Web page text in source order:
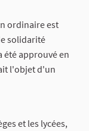
ordinaire est
solidarité
été approuvé en
l'objet d'un
et les lycées,